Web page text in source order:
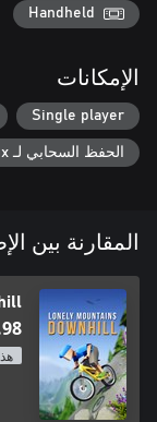
Handheld
الإمكانات
Single player
الحفظ السحابي لـ Xbox
المقارنة بين